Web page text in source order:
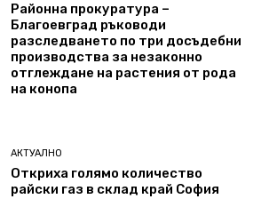
Районна прокуратура –
Благоевград ръководи
разследването по три досъдебни
производства за незаконно
отглеждане на растения от рода
на конопа
АКТУАЛНО
Откриха голямо количество
райски газ в склад край София